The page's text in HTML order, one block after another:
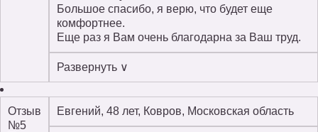
Большое спасибо, я верю, что будет еще
комфортнее.
Еще раз я Вам очень благодарна за Ваш труд.
Развернуть ∨
Отзыв
№5
Евгений, 48 лет, Ковров, Московская область